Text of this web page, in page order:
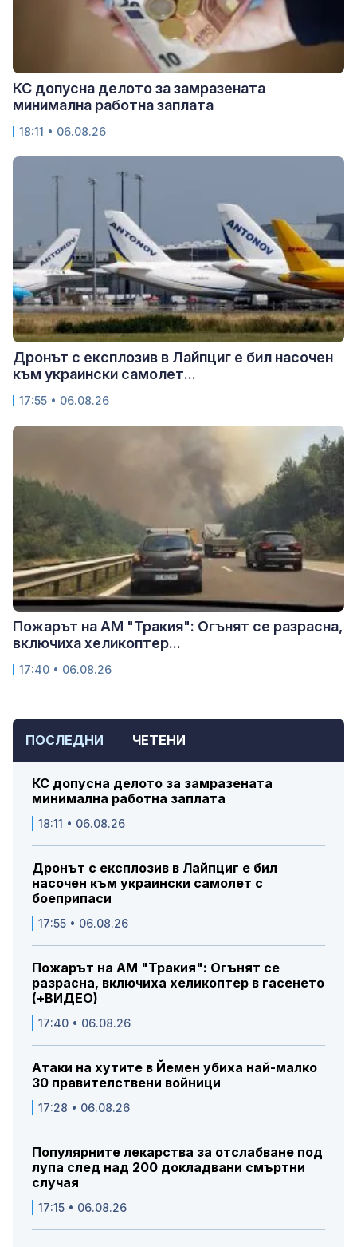
ПОСЛЕДНИ ЧЕТЕНИ
КС допусна делото за замразената
минимална работна заплата
18:11 • 06.08.26
Дронът с експлозив в Лайпциг е бил
насочен към украински самолет с
боеприпаси
17:55 • 06.08.26
Пожарът на АМ "Тракия": Огънят се
разрасна, включиха хеликоптер в гасенето
(+ВИДЕО)
17:40 • 06.08.26
Атаки на хутите в Йемен убиха най-малко
30 правителствени войници
17:28 • 06.08.26
Популярните лекарства за отслабване под
лупа след над 200 докладвани смъртни
случая
17:15 • 06.08.26
КС допусна делото за замразената
минимална работна заплата
18:11 • 06.08.26
Дронът с експлозив в Лайпциг е бил насочен
към украински самолет...
17:55 • 06.08.26
Пожарът на АМ "Тракия": Огънят се разрасна,
включиха хеликоптер...
17:40 • 06.08.26